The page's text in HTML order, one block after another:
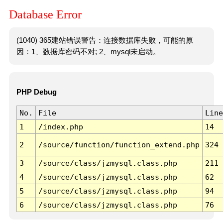
Database Error
(1040) 365建站错误警告：连接数据库失败，可能的原
因：1、数据库密码不对; 2、mysql未启动。
PHP Debug
No. File
Line
1
/index.php 14
2 /source/function/function_extend.php 324
3 /source/class/jzmysql.class.php
211
4
/source/class/jzmysql.class.php
62
5
/source/class/jzmysql.class.php
94
6
/source/class/jzmysql.class.php 76